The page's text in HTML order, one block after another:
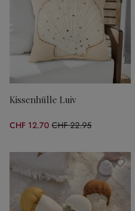
Kissenhülle Luiv
CHF 12.70 CHF 22.95
(44.66% gespart)